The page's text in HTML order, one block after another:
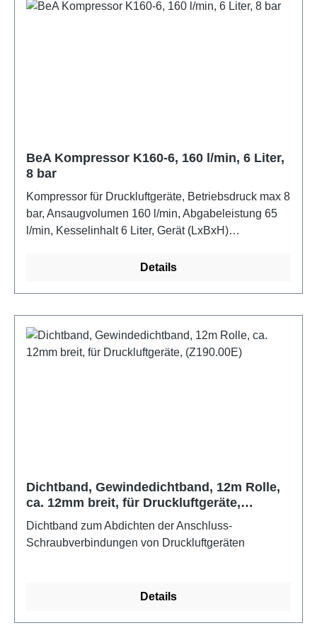
BeA Kompressor K160-6, 160 l/min, 6 Liter,
8 bar
Kompressor für Druckluftgeräte, Betriebsdruck max 8
bar, Ansaugvolumen 160 l/min, Abgabeleistung 65
l/min, Kesselinhalt 6 Liter, Gerät (LxBxH)
Motorleistung 1,1 kW, Konformität CE,
Tischlerei und Messe- und Montagebau, Gewicht
(netto) 9 kg
Details
Dichtband, Gewindedichtband, 12m Rolle,
ca. 12mm breit, für Druckluftgeräte,
(Z190.00E)
Dichtband zum Abdichten der Anschluss-
Schraubverbindungen von Druckluftgeräten
Details